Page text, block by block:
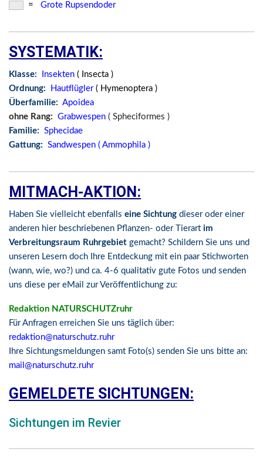
= Grote Rupsendoder
SYSTEMATIK:
Klasse: Insekten ( Insecta )
Ordnung:
Hautflügler ( Hymenoptera )
Überfamilie: Apoidea
ohne Rang: Grabwespen ( Spheciformes )
Familie: Sphecidae
Gattung: Sandwespen ( Ammophila )
MITMACH-AKTION:
Haben Sie vielleicht ebenfalls eine Sichtung dieser oder einer
anderen hier beschriebenen Pflanzen- oder Tierart im
Verbreitungsraum Ruhrgebiet gemacht? Schildern Sie uns und
unseren Lesern doch Ihre Entdeckung mit ein paar Stichworten
(wann, wie, wo?) und ca. 4-6 qualitativ gute Fotos und senden
uns diese per eMail zur Veröffentlichung zu:
Redaktion NATURSCHUTZruhr
Für Anfragen erreichen Sie uns täglich über:
redaktion@naturschutz.ruhr
Ihre Sichtungsmeldungen samt Foto(s) senden Sie uns bitte an:
mail@naturschutz.ruhr
GEMELDETE SICHTUNGEN:
Sichtungen im Revier